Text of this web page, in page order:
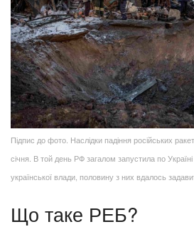
Підпис до фото. Наслідки падіння російських
січня. В той день РФ загалом запустила по
української влади, половину з них вдалось
Що таке РЕБ?